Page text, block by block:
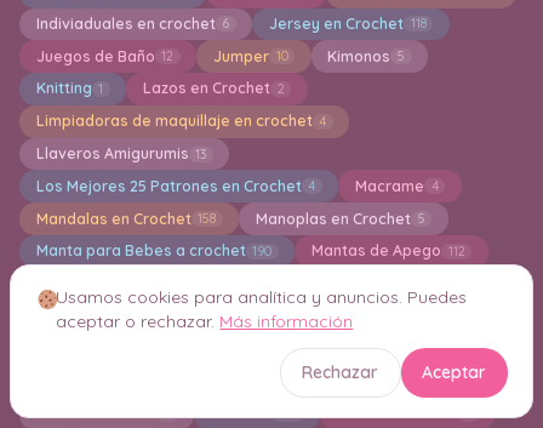
Indiviaduales en crochet 6 Jersey en Crochet 118
Juegos de Baño 12 Jumper 10 Kimonos 5
Knitting 1 Lazos en Crochet 2
Limpiadoras de maquillaje en crochet 4
Llaveros Amigurumis 13
Los Mejores 25 Patrones en Crochet 4 Macrame 4
Mandalas en Crochet 158 Manoplas en Crochet 5
Manta para Bebes a crochet 190 Mantas de Apego 112
Marca paginas en crochet 11 Mascarillas
Mochila 17 Monederos 35
Muñecas Amigurumi 145
Muñecas de tela Navidad Otoño en Cochet
Usamos cookies para analítica y anuncios. Puedes
aceptar o rechazar. Más información
Rechazar Aceptar